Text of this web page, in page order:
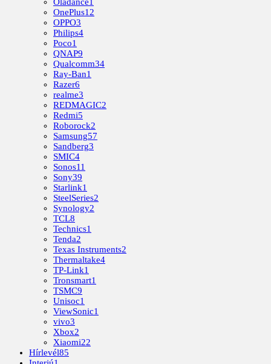
OnePlus12
OPPO3
Philips4
Poco1
QNAP9
Qualcomm34
Ray-Ban1
Razer6
realme3
REDMAGIC2
Redmi5
Roborock2
Samsung57
Sandberg3
SMIC4
Sonos11
Sony39
Starlink1
SteelSeries2
Synology2
TCL8
Technics1
Tenda2
Texas Instruments2
Thermaltake4
TP-Link1
Tronsmart1
TSMC9
Unisoc1
ViewSonic1
vivo3
Xbox2
Xiaomi22
Hírlevél85